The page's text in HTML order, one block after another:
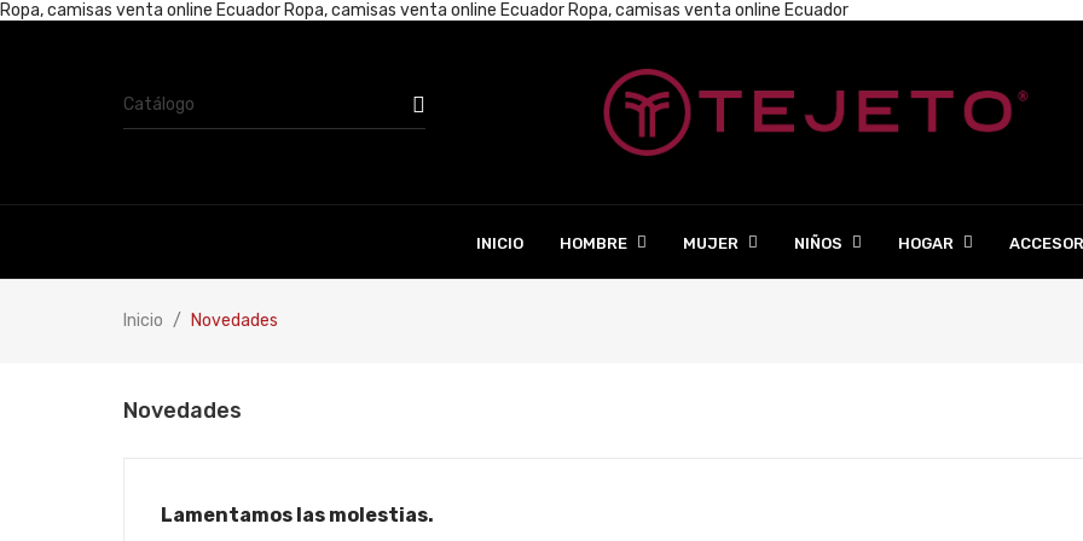
Ropa, camisas venta online Ecuador Ropa, camisas venta online Ecuador Ropa, camisas venta online Ecuador
INICIO HOMBRE MUJER NIÑOS HOGAR
Inicio Novedades
Novedades
Lamentamos las molestias.